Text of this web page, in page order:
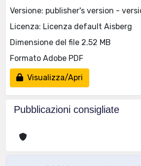
Versione: publisher's version -
Licenza: Licenza default Aisberg
Dimensione del file 2.52 MB
Formato Adobe PDF
Visualizza/Apri
Pubblicazioni consigliate